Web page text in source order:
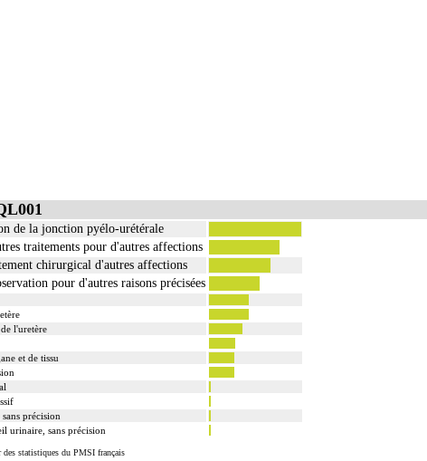
de la jonction pyélo-urétérale
traitements pour d'autres affections
chirurgical d'autres affections
pour d'autres raisons précisées
l'uretère
et de tissu
précision
urinaire, sans précision
statistiques du PMSI français